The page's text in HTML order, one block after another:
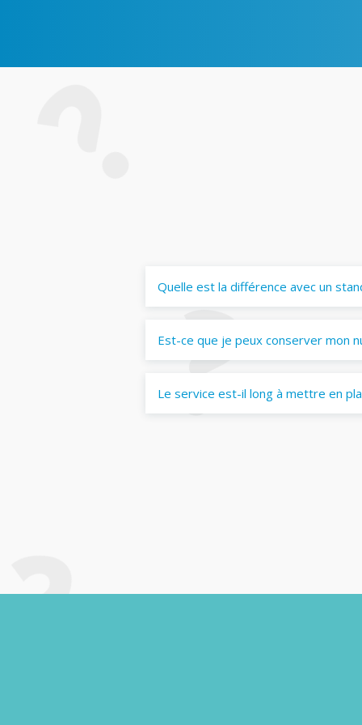
Quelle est la différence avec un
Est-ce que je peux conserver mon
Le service est-il long à mettre en